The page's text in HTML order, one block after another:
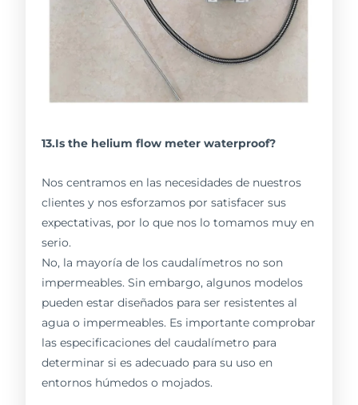
13.Is the helium flow meter waterproof?
Nos centramos en las necesidades de nuestros
clientes y nos esforzamos por satisfacer sus
expectativas, por lo que nos lo tomamos muy en
serio.
No, la mayoría de los caudalímetros no son
impermeables. Sin embargo, algunos modelos
pueden estar diseñados para ser resistentes al
agua o impermeables. Es importante comprobar
las especificaciones del caudalímetro para
determinar si es adecuado para su uso en
entornos húmedos o mojados.